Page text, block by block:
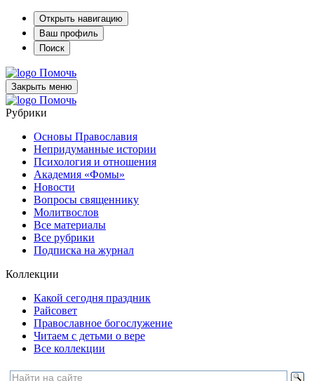
Открыть навигацию
Ваш профиль
Поиск
Помочь
Закрыть меню
Помочь
Рубрики
Основы Православия
Непридуманные истории
Психология и отношения
Академия «Фомы»
Новости
Вопросы священнику
Молитвослов
Все материалы
Все рубрики
Подписка на журнал
Коллекции
Какой сегодня праздник
Райсовет
Православное богослужение
Читаем с детьми о вере
Все коллекции